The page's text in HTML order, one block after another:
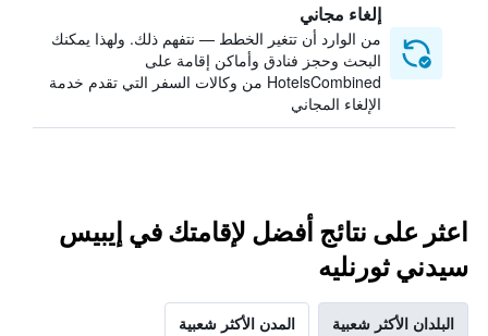
إلغاء مجاني
من الوارد أن تتغير الخطط — نتفهم ذلك. ولهذا يمكنك
البحث وحجز فنادق وأماكن إقامة على
HotelsCombined من وكالات السفر التي تقدم خدمة
الإلغاء المجاني
اعثر على نتائج أفضل لإقامتك في إيبيس
سيدني ثورنليه
البلدان الأكثر شعبية المدن الأكثر شعبية